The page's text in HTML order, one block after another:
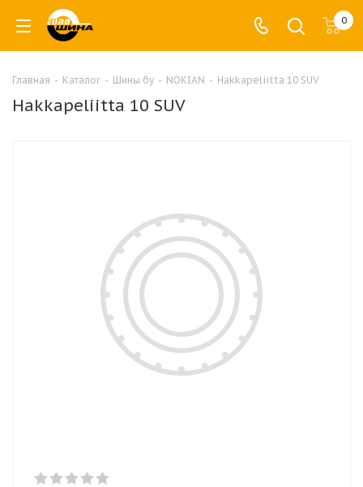
0
Главная - Каталог - Шины бу - NOKIAN - Hakkapeliitta 10 SUV
Hakkapeliitta 10 SUV